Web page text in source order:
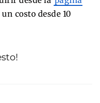
costo desde 10